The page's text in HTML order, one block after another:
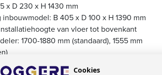
x D 230 x H 1430 mm
B 405 x D 100 x H 1390 mm
van vloer tot bovenkant
1700-1880 mm (standaard), 1555 mm
Cookies